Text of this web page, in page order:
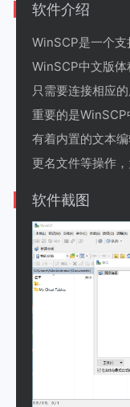
软件介绍
WinSCP是一个支
WinSCP中文版体
只需要连接相应
重要的是WinSCP
有着内置的文本
更名文件等操作
软件截图